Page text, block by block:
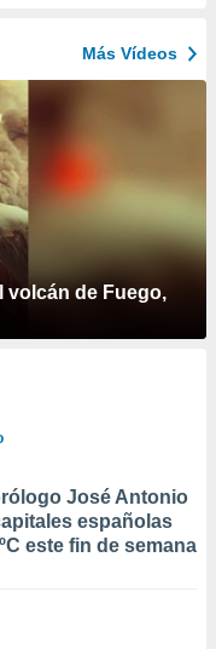
Más Vídeos
volcán de Fuego,
José Antonio
españolas
este fin de semana